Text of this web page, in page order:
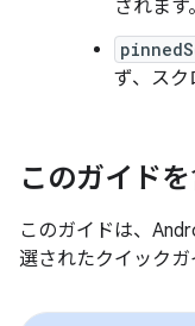
されます。
ず、スク
このガイド
このガイドは、
選されたクイックガ